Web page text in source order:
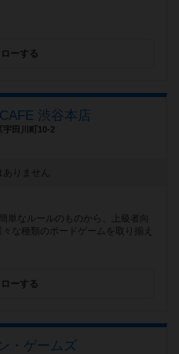
ーする
渋谷本店
宇田川町10-2
りません
単なルールのものから、上級者向
な種類のボードゲームを取り揃え
ーする
・ゲームズ